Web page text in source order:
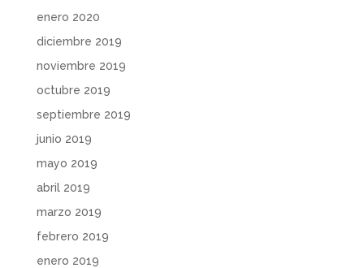
enero 2020
diciembre 2019
noviembre 2019
octubre 2019
septiembre 2019
junio 2019
mayo 2019
abril 2019
marzo 2019
febrero 2019
enero 2019